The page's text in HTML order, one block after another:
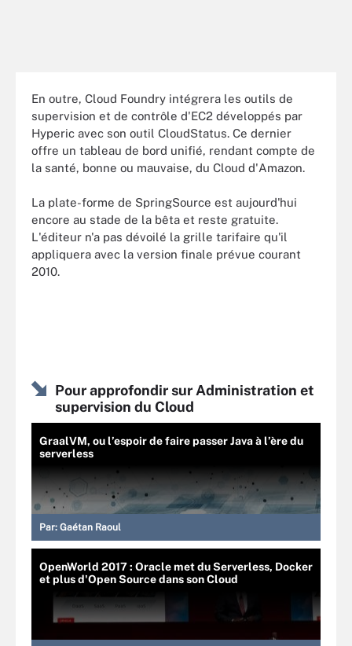
En outre, Cloud Foundry intégrera les outils de
supervision et de contrôle d'EC2 développés par
Hyperic avec son outil CloudStatus. Ce dernier
offre un tableau de bord unifié, rendant compte de
la santé, bonne ou mauvaise, du Cloud d'Amazon.
La plate-forme de SpringSource est aujourd'hui
encore au stade de la bêta et reste gratuite.
L'éditeur n'a pas dévoilé la grille tarifaire qu'il
appliquera avec la version finale prévue courant
2010.
Pour approfondir sur Administration et
supervision du Cloud
GraalVM, ou l’espoir de faire passer Java à l’ère du
serverless
Par: Gaétan Raoul
OpenWorld 2017 : Oracle met du Serverless, Docker
et plus d'Open Source dans son Cloud